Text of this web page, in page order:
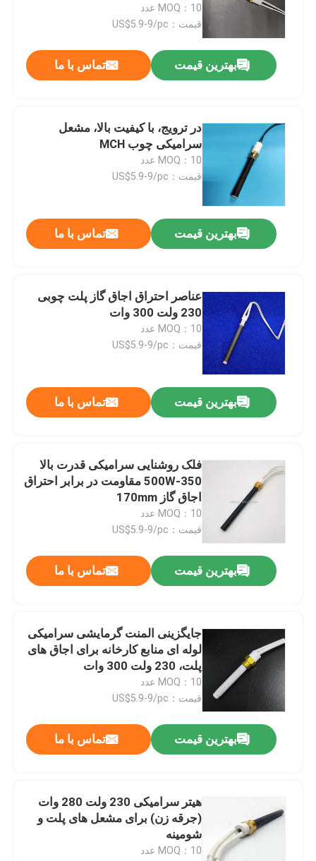
پیام بگذارید
ما به زودی با شما تماس خواهیم گرفت
ارسال
MOQ：10 عدد
قیمت：US$5.9-9/pc
بهترین قیمت تماس با ما
در ترویج، با کیفیت بالا، مشعل
سرامیکی چوب MCH
MOQ：10 عدد
قیمت：US$5.9-9/pc
بهترین قیمت تماس با ما
عناصر احتراق اجاق گاز پلت چوبی
230 ولت 300 وات
MOQ：10 عدد
قیمت：US$5.9-9/pc
بهترین قیمت تماس با ما
فلک روشنایی سرامیکی قدرت بالا
350-500W مقاومت در برابر احتراق
اجاق گاز 170mm
MOQ：10 عدد
قیمت：US$5.9-9/pc
بهترین قیمت تماس با ما
جایگزینی المنت گرمایشی سرامیکی
لوله ای منابع کارخانه برای اجاق های
پلت، 230 ولت 300 وات
MOQ：10 عدد
قیمت：US$5.9-9/pc
بهترین قیمت تماس با ما
هیتر سرامیکی 230 ولت 280 وات
(جرقه زن) برای مشعل های پلت و
شومینه
MOQ：10 عدد